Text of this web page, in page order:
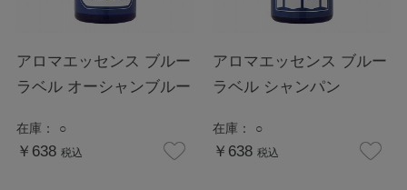
アロマエッセンス ブルー
ラベル オーシャンブルー
在庫： ○
￥638 税込
アロマエッセンス ブルー
ラベル シャンパン
在庫： ○
￥638 税込